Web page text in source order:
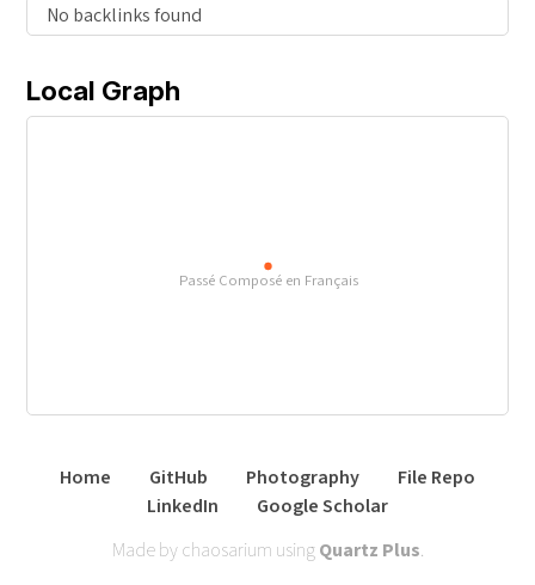
No backlinks found
Local Graph
Passé Composé en Français
Home GitHub Photography
File Repo
LinkedIn
Google Scholar
Made by chaosarium usingQuartz Plus.